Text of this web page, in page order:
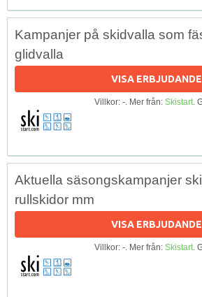
Kampanjer på skidvalla som
glidvalla
VISA ERBJUDANDE
Villkor: -. Mer från: Skistart.
Aktuella säsongskampanjer
rullskidor mm
VISA ERBJUDANDE
Villkor: -. Mer från: Skistart.